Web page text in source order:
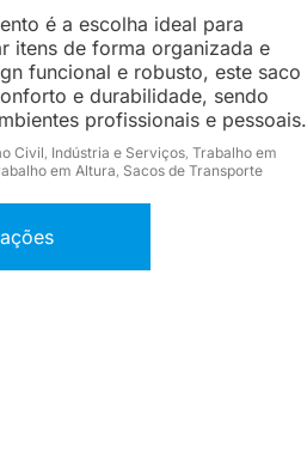
é a escolha ideal para
itens de forma organizada e
funcional e robusto, este saco
e durabilidade, sendo
profissionais e pessoais.
Civil, Indústria e Serviços, Trabalho em
em Altura, Sacos de Transporte